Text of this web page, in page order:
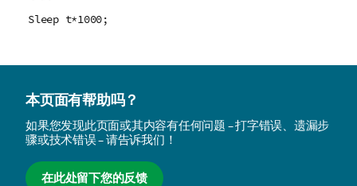
Sleep t*1000;
本页面有帮助吗？
如果您发现此页面或其内容有任何问题 – 打字错误、遗漏步
骤或技术错误 – 请告诉我们！
在此处留下您的反馈